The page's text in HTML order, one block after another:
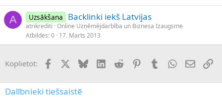
A Uzsākšana Backlinki iekš Latvijas
atrikrediti Online Uzņēmējdarbība un Biznesa Izaugsme
Atbildes 0 17. Marts 2013
Koplietot: FacebookX (Twitter)
BlueskyLinkedInReddit PinterestTumblrWhatsApp
E-pasts
Dalībnieki tiešsaistē